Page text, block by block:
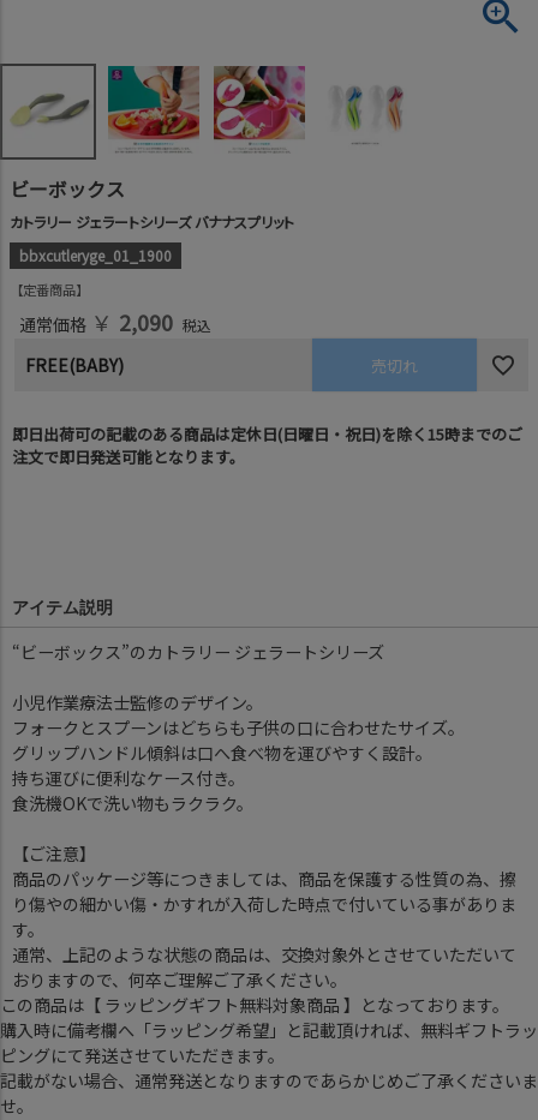
ビーボックス
カトラリー ジェラートシリーズ バナナスプリット
bbxcutleryge_01_1900
定番商品
通常価格 ￥ 2,090 税込
FREE(BABY) 売切れ
即日出荷可の記載のある商品は定休日(日曜日・祝日)を除く15時までのご
注文で即日発送可能となります。
アイテム説明
“ビーボックス”のカトラリー ジェラートシリーズ
小児作業療法士監修のデザイン。
フォークとスプーンはどちらも子供の口に合わせたサイズ。
グリップハンドル傾斜は口へ食べ物を運びやすく設計。
持ち運びに便利なケース付き。
食洗機OKで洗い物もラクラク。
【ご注意】
商品のパッケージ等につきましては、商品を保護する性質の為、擦
り傷やの細かい傷・かすれが入荷した時点で付いている事がありま
す。
通常、上記のような状態の商品は、交換対象外とさせていただいて
おりますので、何卒ご理解ご了承ください。
この商品は【 ラッピングギフト無料対象商品 】となっております。
購入時に備考欄へ「ラッピング希望」と記載頂ければ、無料ギフトラッ
ピングにて発送させていただきます。
記載がない場合、通常発送となりますのであらかじめご了承くださいま
せ。